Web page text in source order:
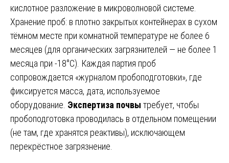
кислотное разложение в микроволновой системе.
Хранение проб: в плотно закрытых контейнерах в сухом
тёмном месте при комнатной температуре не более 6
месяцев (для органических загрязнителей — не более 1
месяца при -18°C). Каждая партия проб
сопровождается «журналом пробоподготовки», где
фиксируется масса, дата, используемое
оборудование. Экспертиза почвы требует, чтобы
пробоподготовка проводилась в отдельном помещении
(не там, где хранятся реактивы), исключающем
перекрёстное загрязнение.